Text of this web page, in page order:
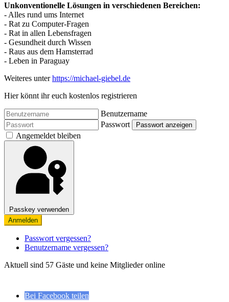
Unkonventionelle Lösungen in verschiedenen Bereichen:
- Alles rund ums Internet
- Rat zu Computer-Fragen
- Rat in allen Lebensfragen
- Gesundheit durch Wissen
- Raus aus dem Hamsterrad
- Leben in Paraguay
Weiteres unterhttps://michael-giebel.de
Hier könnt ihr euch kostenlos registrieren
Benutzername
Passwort
Passwort anzeigen
Angemeldet bleiben
Passkey verwenden
Anmelden
Passwort vergessen?
Benutzername vergessen?
Aktuell sind 57 Gäste und keine Mitglieder online
Bei Facebook teilen